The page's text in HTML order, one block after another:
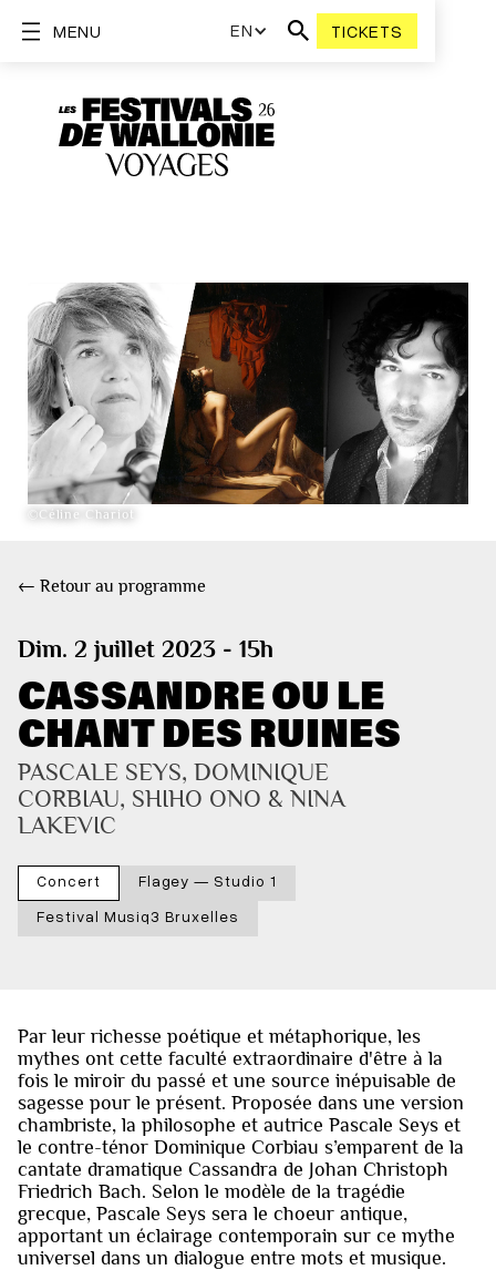
EN TICKETS
MENU
©Céline Chariot
← Retour au programme
Dim. 2 juillet 2023 - 15h
CASSANDRE OU LE
CHANT DES RUINES
PASCALE SEYS, DOMINIQUE
CORBIAU, SHIHO ONO & NINA
LAKEVIC
Concert
Flagey — Studio 1
Festival Musiq3 Bruxelles
Par leur richesse poétique et métaphorique, les
mythes ont cette faculté extraordinaire d'être à la
fois le miroir du passé et une source inépuisable de
sagesse pour le présent. Proposée dans une version
chambriste, la philosophe et autrice Pascale Seys et
le contre-ténor Dominique Corbiau s’emparent de la
cantate dramatique Cassandra de Johan Christoph
Friedrich Bach. Selon le modèle de la tragédie
grecque, Pascale Seys sera le choeur antique,
apportant un éclairage contemporain sur ce mythe
universel dans un dialogue entre mots et musique.